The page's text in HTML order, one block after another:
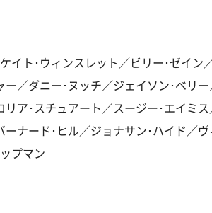
イト･ウィンスレット／ビリー･ゼイン
／ダニー･ヌッチ／ジェイソン･ベリー
ア･スチュアート／スージー･エイミス
ナード･ヒル／ジョナサン･ハイド／ヴ
プマン